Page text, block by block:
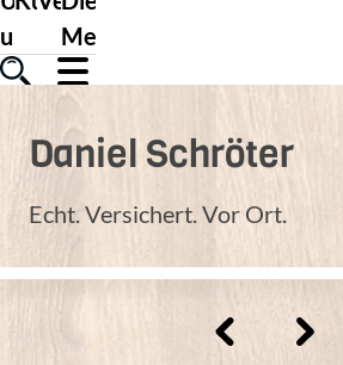
uns
Mecklenburgische
Daniel Schröter
Echt. Versichert. Vor Ort.